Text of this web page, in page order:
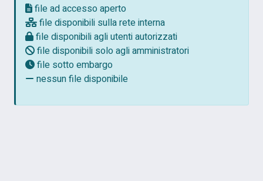
file ad accesso aperto
file disponibili sulla rete interna
file disponibili agli utenti autorizzati
file disponibili solo agli amministratori
file sotto embargo
nessun file disponibile